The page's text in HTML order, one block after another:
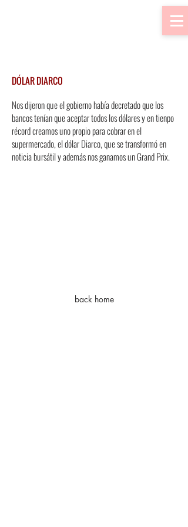
DÓLAR DIARCO
Nos dijeron que el gobierno había decretado que los
bancos tenían que aceptar todos los dólares y en tienpo
récord creamos uno propio para cobrar en el
supermercado, el dólar Diarco, que se transformó en
noticia bursátil y además nos ganamos un Grand Prix.
back home